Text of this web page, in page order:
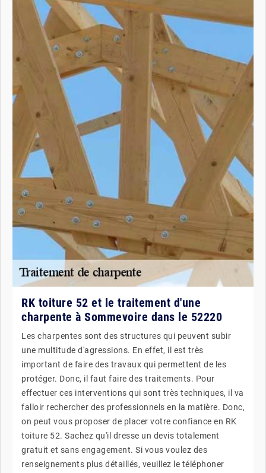
RK toiture 52 et le traitement d'une
charpente à Sommevoire dans le 52220
Les charpentes sont des structures qui peuvent subir
une multitude d'agressions. En effet, il est très
important de faire des travaux qui permettent de les
protéger. Donc, il faut faire des traitements. Pour
effectuer ces interventions qui sont très techniques, il va
falloir rechercher des professionnels en la matière. Donc,
on peut vous proposer de placer votre confiance en RK
toiture 52. Sachez qu'il dresse un devis totalement
gratuit et sans engagement. Si vous voulez des
renseignements plus détaillés, veuillez le téléphoner